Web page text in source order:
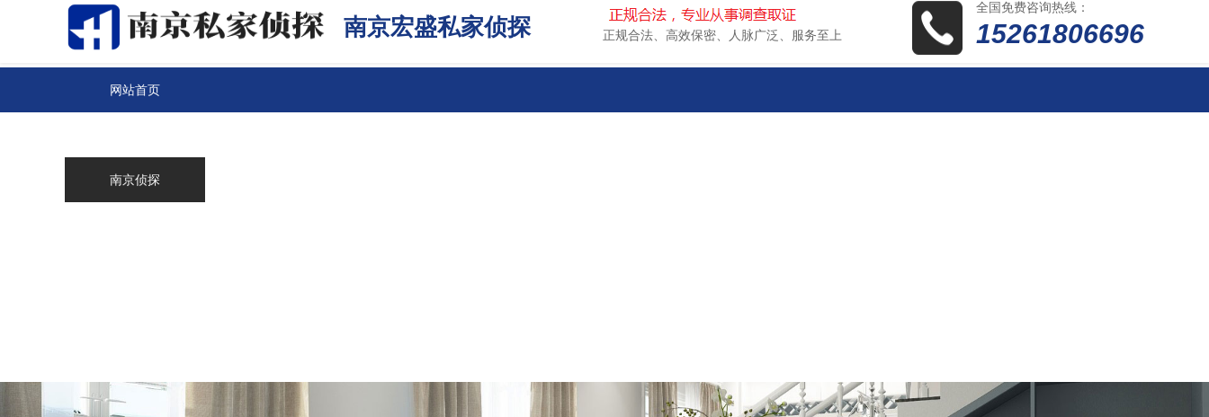
南京宏盛私家侦探 正规合法、高效保密、人脉广泛、服务至上
全国免费咨询热线：
15261806696
网站首页
南京侦探